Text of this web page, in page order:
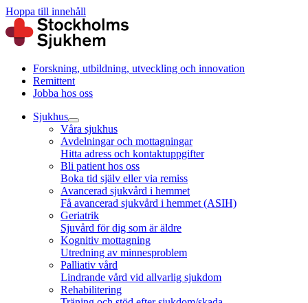
Hoppa till innehåll
Forskning, utbildning, utveckling och innovation
Remittent
Jobba hos oss
Sjukhus
Våra sjukhus
Avdelningar och mottagningar
Hitta adress och kontaktuppgifter
Bli patient hos oss
Boka tid själv eller via remiss
Avancerad sjukvård i hemmet
Få avancerad sjukvård i hemmet (ASIH)
Geriatrik
Sjuvård för dig som är äldre
Kognitiv mottagning
Utredning av minnesproblem
Palliativ vård
Lindrande vård vid allvarlig sjukdom
Rehabilitering